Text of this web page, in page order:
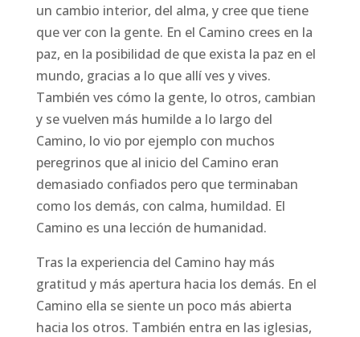
un cambio interior, del alma, y cree que tiene
que ver con la gente. En el Camino crees en la
paz, en la posibilidad de que exista la paz en el
mundo, gracias a lo que allí ves y vives.
También ves cómo la gente, lo otros, cambian
y se vuelven más humilde a lo largo del
Camino, lo vio por ejemplo con muchos
peregrinos que al inicio del Camino eran
demasiado confiados pero que terminaban
como los demás, con calma, humildad. El
Camino es una lección de humanidad.
Tras la experiencia del Camino hay más
gratitud y más apertura hacia los demás. En el
Camino ella se siente un poco más abierta
hacia los otros. También entra en las iglesias,